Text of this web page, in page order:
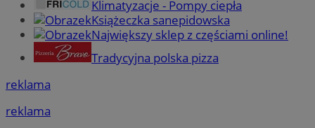
Klimatyzacje - Pompy ciepła
Książeczka sanepidowska
Największy sklep z częściami online!
Tradycyjna polska pizza
reklama
reklama